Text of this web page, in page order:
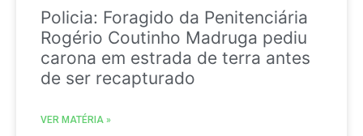
Policia: Foragido da Penitenciária
Rogério Coutinho Madruga pediu
carona em estrada de terra antes
de ser recapturado
VER MATÉRIA »